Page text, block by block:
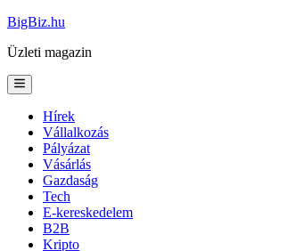
Skip
content
BigBiz.hu
Üzleti magazin
Main
Menu
Hírek
Vállalkozás
Pályázat
Vásárlás
Gazdaság
Tech
E-kereskedelem
B2B
Kripto